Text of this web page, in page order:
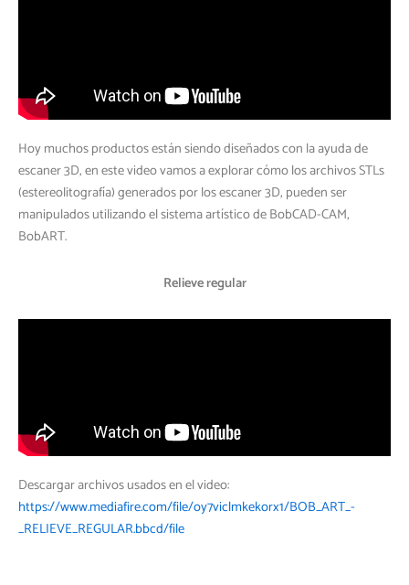
Hoy muchos productos están siendo diseñados con la ayuda de
escaner 3D, en este video vamos a explorar cómo los archivos STLs
(estereolitografía) generados por los escaner 3D, pueden ser
manipulados utilizando el sistema artístico de BobCAD-CAM,
BobART.
Relieve regular
Descargar archivos usados en el video:
https://www.mediafire.com/file/oy7viclmkekorx1/BOB_ART_-
_RELIEVE_REGULAR.bbcd/file